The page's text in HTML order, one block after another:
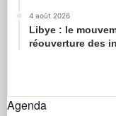
4 août 2026
Libye : le
réouverture des
Agenda